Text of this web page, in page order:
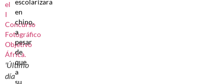
'Último
día
escolarizara
en
chino,
a
pesar
de
que
a
su